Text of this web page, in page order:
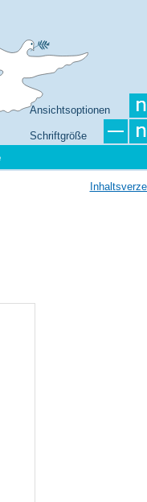
Ansichtsoptionen
Schriftgröße